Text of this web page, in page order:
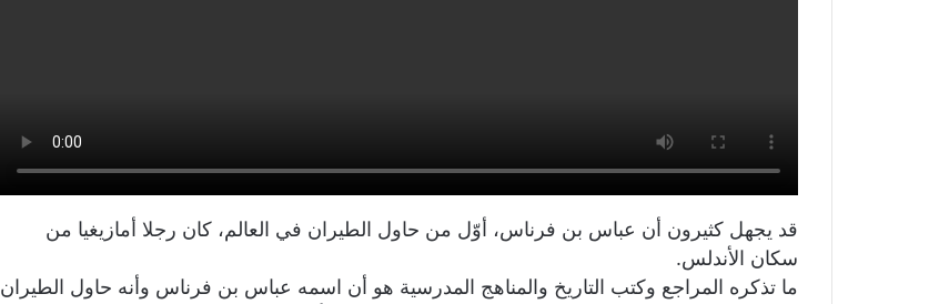
قد يجهل كثيرون أن عباس بن فرناس، أوّل من حاول الطيران في العالم، كان رجلا أمازيغيا من
سكان الأندلس.
ما تذكره المراجع وكتب التاريخ والمناهج المدرسية هو أن اسمه عباس بن فرناس وأنه حاول الطيران